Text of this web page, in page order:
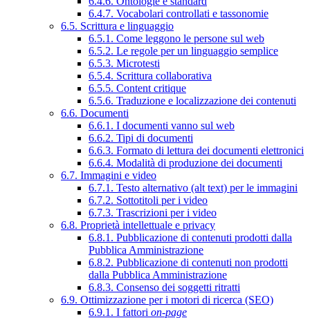
6.4.7. Vocabolari controllati e tassonomie
6.5. Scrittura e linguaggio
6.5.1. Come leggono le persone sul web
6.5.2. Le regole per un linguaggio semplice
6.5.3. Microtesti
6.5.4. Scrittura collaborativa
6.5.5. Content critique
6.5.6. Traduzione e localizzazione dei contenuti
6.6. Documenti
6.6.1. I documenti vanno sul web
6.6.2. Tipi di documenti
6.6.3. Formato di lettura dei documenti elettronici
6.6.4. Modalità di produzione dei documenti
6.7. Immagini e video
6.7.1. Testo alternativo (alt text) per le immagini
6.7.2. Sottotitoli per i video
6.7.3. Trascrizioni per i video
6.8. Proprietà intellettuale e privacy
6.8.1. Pubblicazione di contenuti prodotti dalla
Pubblica Amministrazione
6.8.2. Pubblicazione di contenuti non prodotti
dalla Pubblica Amministrazione
6.8.3. Consenso dei soggetti ritratti
6.9. Ottimizzazione per i motori di ricerca (SEO)
6.9.1. I fattori on-page